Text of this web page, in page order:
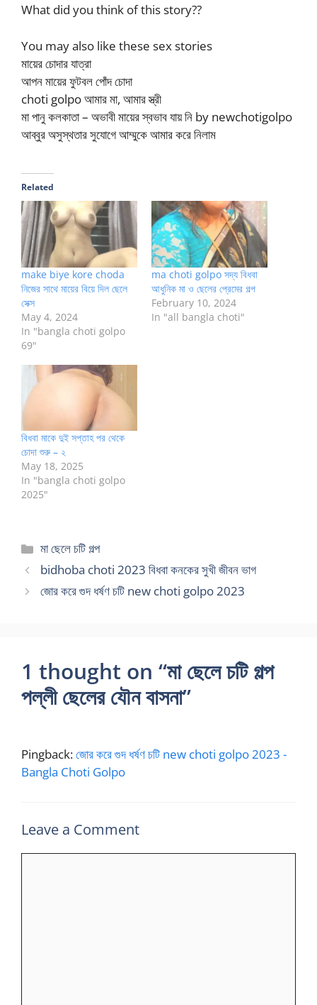
What did you think of this story??
You may also like these sex stories
মায়ের চোদার যাত্রা
আপন মায়ের ফুটবল পোঁদ চোদা
choti golpo আমার মা, আমার স্ত্রী
মা পানু কলকাতা – অভাবী মায়ের স্বভাব যায় নি by newchotigolpo
আব্বুর অসুস্থতার সুযোগে আম্মুকে আমার করে নিলাম
Related
make biye kore choda
নিজের সাথে মায়ের বিয়ে দিল ছেলে
সেক্স
May 4, 2024
In "bangla choti golpo
69"
ma choti golpo সদ্য বিধবা
আধুনিক মা ও ছেলের প্রেমের গল্প
February 10, 2024
In "all bangla choti"
বিধবা মাকে দুই সপ্তাহ পর থেকে
চোদা শুরু – ২
May 18, 2025
In "bangla choti golpo
2025"
Categories
মা ছেলে চটি গল্প
bidhoba choti 2023 বিধবা কনকের সুখী জীবন ভাগ
জোর করে গুদ ধর্ষণ চটি new choti golpo 2023
1 thought on “মা ছেলে চটি গল্প
পল্লী ছেলের যৌন বাসনা”
Pingback:জোর করে গুদ ধর্ষণ চটি new choti golpo 2023 -
Bangla Choti Golpo
Leave a Comment